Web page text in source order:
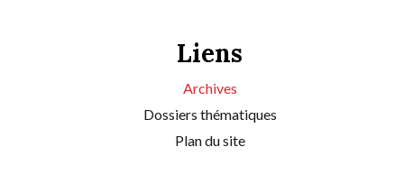
Liens
Archives
Dossiers thématiques
Plan du site